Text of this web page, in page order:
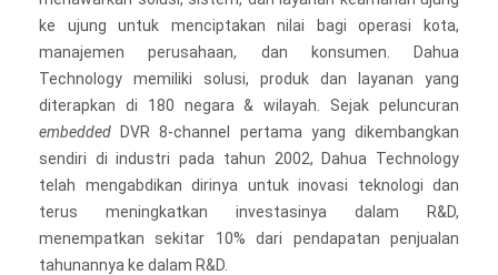
ke ujung untuk menciptakan nilai bagi operasi kota,
manajemen perusahaan, dan konsumen. Dahua
Technology memiliki solusi, produk dan layanan yang
diterapkan di 180 negara & wilayah. Sejak peluncuran
embedded DVR 8-channel pertama yang dikembangkan
sendiri di industri pada tahun 2002, Dahua Technology
telah mengabdikan dirinya untuk inovasi teknologi dan
terus meningkatkan investasinya dalam R&D,
menempatkan sekitar 10% dari pendapatan penjualan
tahunannya ke dalam R&D.